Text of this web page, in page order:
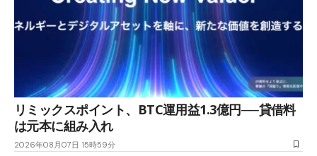
リミックスポイント、BTC運用益1.3億円──貸借料
は元本に組み入れ
2026年08月07日 15時59分